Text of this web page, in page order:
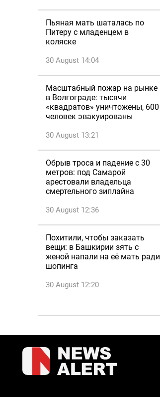
Пьяная мать шаталась по
Питеру с младенцем в
коляске
30 August 14:04
Масштабный пожар на рынке
в Волгограде: тысячи
«квадратов» уничтожены, 600
человек эвакуированы
30 August 13:21
Обрыв троса и падение с 30
метров: под Самарой
арестовали владельца
смертельного зиплайна
30 August 12:36
Похитили, чтобы заказать
вещи: в Башкирии зять с
женой напали на её мать ради
шопинга
30 August 12:20